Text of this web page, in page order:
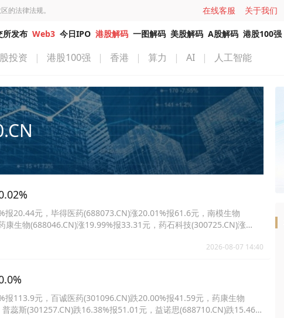
的法律法规。 在线客服 关于我们
所发布 Web3 今日IPO 港股解码 一图解码 美股解码 A股解码 港股100强
投资 | 港股100强 | 香港 | 算力 | AI | 人工智能
20.44元，毕得医药(688073.CN)涨20.01%报61.6元，南模生物
生物(688046.CN)涨19.99%报33.31元，药石科技(300725.CN)涨
2026-08-07 14:40
113.9元，百诚医药(301096.CN)跌20.00%报41.59元，药康生物
蕊斯(301257.CN)跌16.38%报51.01元，益诺思(688710.CN)跌15.46%